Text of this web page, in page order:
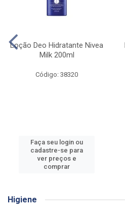
Loção Deo Hidratante Nivea
Milk 200ml
Código: 38320
Faça seu login ou
cadastre-se para
ver preços e
comprar
Higiene